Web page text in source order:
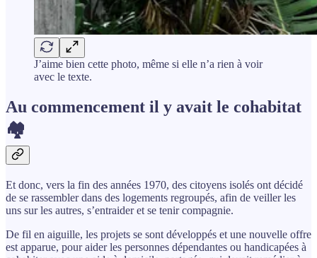
J’aime bien cette photo, même si elle n’a rien à voir
avec le texte.
Au commencement il y avait le cohabitat
🏘️
Et donc, vers la fin des années 1970, des citoyens isolés ont décidé
de se rassembler dans des logements regroupés, afin de veiller les
uns sur les autres, s’entraider et se tenir compagnie.
De fil en aiguille, les projets se sont développés et une nouvelle offre
est apparue, pour aider les personnes dépendantes ou handicapées à